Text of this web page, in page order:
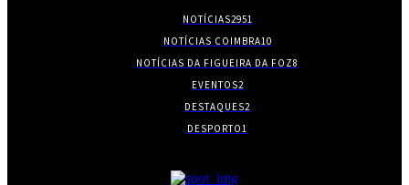
NOTÍCIAS2951
NOTÍCIAS COIMBRA10
NOTÍCIAS DA FIGUEIRA DA FOZ8
EVENTOS2
DESTAQUES2
DESPORTO1